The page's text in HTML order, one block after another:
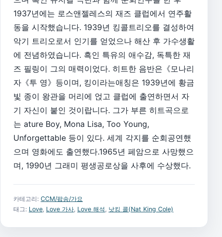
1937년에는 로스앤젤레스의 재즈 클럽에서 연주활
동을 시작했습니다. 1939년 킹콜트리오를 결성하여
악기 트리오로서 인기를 얻었으나 해산 후 가수생활
에 전념하였습니다. 흑인 특유의 애수감, 독특한 재
즈 필링이 그의 매력이었다. 히트한 음반은《모나리
자《투 영》등이며, 킹이라는애칭은 1939년에 황금
빛 종이 왕관을 머리에 얹고 클럽에 출연하면서 자
기 자신이 붙인 것이랍니다. 그가 부른 히트곡으로
는 ature Boy, Mona Lisa, Too Young,
Unforgettable 등이 있다. 세계 각지를 순회공연했
으며 영화에도 출연했다.1965년 페암으로 사망했으
며, 1990년 그래미 평생공로상을 사후에 수상했다.
카테고리: CCM/팝송/가요
태그: Love, Love 가사, Love 해석, 낫킹 콜(Nat King Cole)